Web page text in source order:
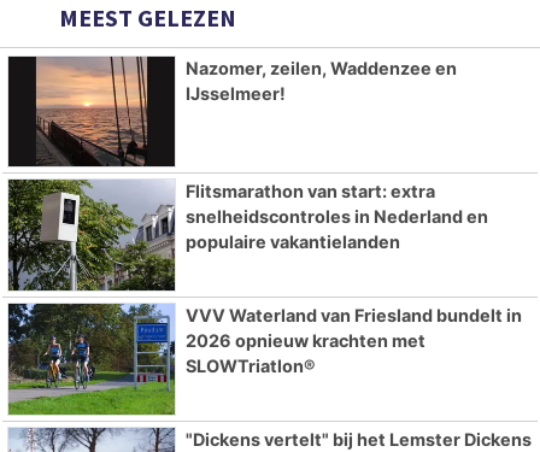
MEEST GELEZEN
Nazomer, zeilen, Waddenzee en
IJsselmeer!
Flitsmarathon van start: extra
snelheidscontroles in Nederland en
populaire vakantielanden
VVV Waterland van Friesland bundelt in
2026 opnieuw krachten met
SLOWTriatlon®
"Dickens vertelt" bij het Lemster Dickens